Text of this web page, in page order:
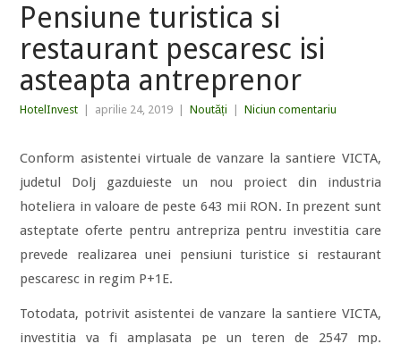
Pensiune turistica si
restaurant pescaresc isi
asteapta antreprenor
HotelInvest aprilie 24, 2019 Noutăți Niciun comentariu
Conform asistentei virtuale de vanzare la santiere VICTA,
judetul Dolj gazduieste un nou proiect din industria
hoteliera in valoare de peste 643 mii RON. In prezent sunt
asteptate oferte pentru antrepriza pentru investitia care
prevede realizarea unei pensiuni turistice si restaurant
pescaresc in regim P+1E.
Totodata, potrivit asistentei de vanzare la santiere VICTA,
investitia va fi amplasata pe un teren de 2547 mp.